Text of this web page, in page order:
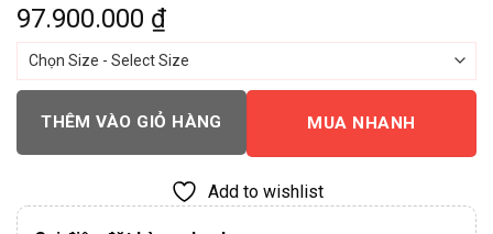
97.900.000 ₫
THÊM VÀO GIỎ HÀNG MUA NHANH
Add to wishlist